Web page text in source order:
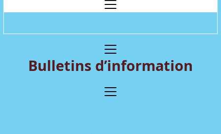
Bulletins d’information